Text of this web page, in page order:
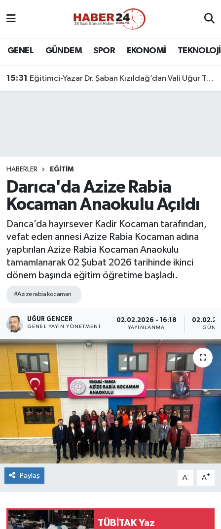
GENEL GÜNDEM SPOR EKONOMİ TEKNOLOJİ
15:31 Eğitimci-Yazar Dr. Şaban Kızıldağ’dan Vali Uğur Turan’a Ziyaret
HABERLER EĞİTİM
Darıca'da Azize Rabia
Kocaman Anaokulu Açıldı
Darıca’da hayırsever Kadir Kocaman tarafından,
vefat eden annesi Azize Rabia Kocaman adına
yaptırılan Azize Rabia Kocaman Anaokulu
tamamlanarak 02 Şubat 2026 tarihinde ikinci
dönem başında eğitim öğretime başladı.
#Azize rabia kocaman
UĞUR GENCER
GENEL YAYIN YÖNETMENI
02.02.2026 - 16:18
YAYINLANMA
Paylaş A- A+
TÜBİTAK Yaz
Nöbetçi Eczaneler
Son Dakika Haberleri